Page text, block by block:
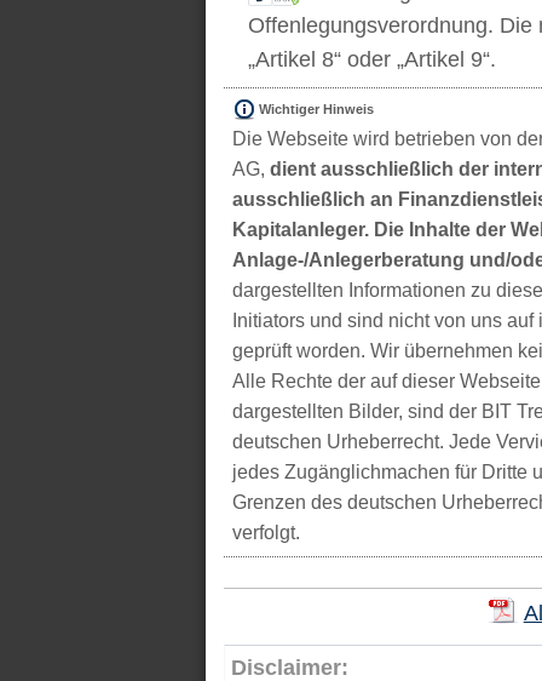
Offenlegungsverordnung. Die
„Artikel 8“ oder „Artikel 9“.
Wichtiger Hinweis
Die Webseite wird betrieben von
AG, dient ausschließlich der
ausschließlich an
Kapitalanleger. Die Inhalte der
Anlage-/Anlegerberatung und/
dargestellten Informationen zu
Initiators und sind nicht von uns
geprüft worden. Wir übernehmen
Alle Rechte der auf dieser
dargestellten Bilder, sind der BIT
deutschen Urheberrecht. Jede
jedes Zugänglichmachen für Dritte
Grenzen des deutschen
verfolgt.
Disclaimer: